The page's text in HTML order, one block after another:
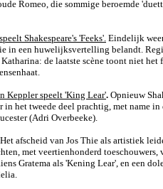
Romeo, die sommige beroemde
Shakespeare's 'Feeks'. Eindelijk
in een huwelijksvertelling belandt.
de laatste scène toont niet het
Keppler speelt 'King Lear'. Opnieuw
in het tweede deel prachtig, met name
(Adri Overbeeke).
afscheid van Jos Thie als artistiek
met veertienhonderd toeschouwers,
Gratema als 'Kening Lear', en een